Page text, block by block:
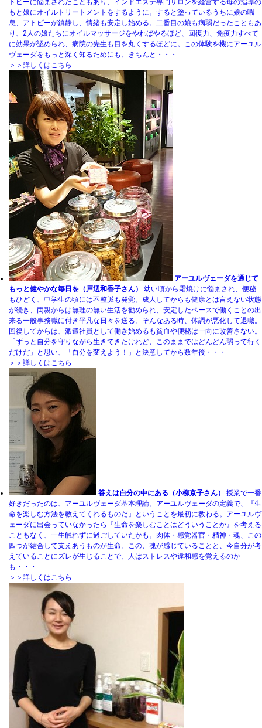
トピーに悩まされたこともあり、インドエステ専門サロンを経営する母の指導の
もと娘にオイルトリートメントをするように。すると塗っているうちに娘の喘
息、アトピーが鎮静し、情緒も安定し始める。二番目の娘も病弱だったこともあ
り、2人の娘たちにオイルマッサージをやればやるほど、回復力、免疫力すべて
に効果が認められ、病院の先生も目を丸くするほどに。この体験を機にアーユル
ヴェーダをもっと深く知るためにも、きちんと・・・
＞＞詳しくはこちら
アーユルヴェーダを通じて
もっと健やかな毎日を（戸辺和香子さん）
幼い頃から霜焼けに悩まされ、便秘
もひどく、中学生の頃には不整脈も発覚。成人してからも健康とは言えない状態
が続き、両親からは無理の無い生活を勧められ、安定したペースで働くことの出
来る一般事務職に付き平凡な日々を送る。そんなある時、体調が悪化して退職。
回復してからは、派遣社員として働き始めるも貧血や便秘は一向に改善さない。
「ずっと自分を守りながら生きてきたけれど、このままではどんどん弱って行く
だけだ」と思い、「自分を変えよう！」と決意してから数年後・・・
＞＞詳しくはこちら
答えは自分の中にある（小柳京子さん）
授業で一番
好きだったのは、アーユルヴェーダ基本理論。アーユルヴェーダの定義で、『生
命を楽しむ方法を教えてくれるものだ』ということを最初に教わる。アーユルヴ
ェーダに出会っていなかったら『生命を楽しむことはどういうことか』を考える
こともなく、一生触れずに過ごしていたかも。肉体・感覚器官・精神・魂、この
四つが結合して支えあうものが生命。この、魂が感じていることと、今自分が考
えていることにズレが生じることで、人はストレスや違和感を覚えるのか
も・・・
＞＞詳しくはこちら